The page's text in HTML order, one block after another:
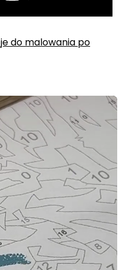
do malowania po